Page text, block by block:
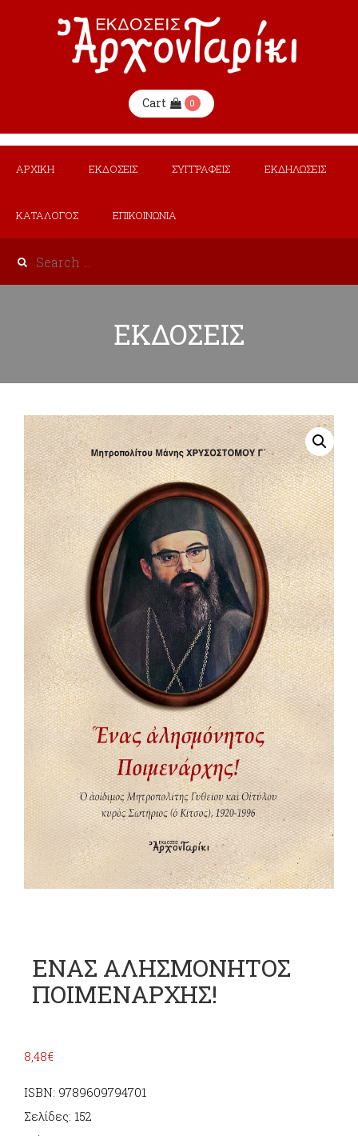
Cart 0
ΑΡΧΙΚΗ ΕΚΔΟΣΕΙΣ ΣΥΓΓΡΑΦΕΙΣ ΕΚΔΗΛΩΣΕΙΣ
ΚΑΤΑΛΟΓΟΣ ΕΠΙΚΟΙΝΩΝΙΑ
ΕΚΔΟΣΕΙΣ
ΕΝΑΣ ΑΛΗΣΜΟΝΗΤΟΣ
ΠΟΙΜΕΝΑΡΧΗΣ!
8,48€
ISBN: 9789609794701
Σελίδες: 152